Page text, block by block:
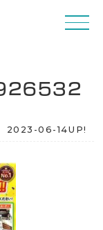
2023-06-14UP!